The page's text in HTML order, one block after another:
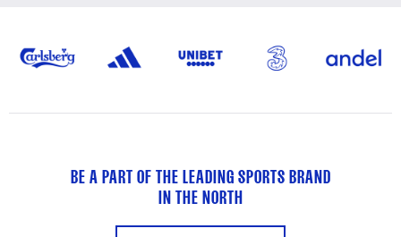
BE A PART OF THE LEADING SPORTS BRAND
IN THE NORTH